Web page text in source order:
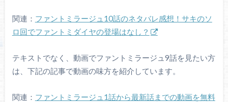
関連： ファントミラージュ10話のネタバレ感想！サキのソ
ロ回でファントミダイヤの登場はなし？
テキストでなく、動画でファントミラージュ9話を見たい方
は、下記の記事で動画の味方を紹介しています。
関連： ファントミラージュ1話から最新話までの動画を無料